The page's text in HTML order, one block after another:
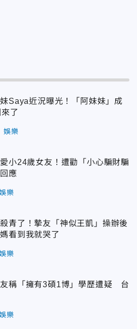
Saya近況曝光！「阿妹妹」成
了
娛樂
小24歲女友！遭勸「小心騙財騙
應
樂
青了！摯友「神似王凱」操辦後
看到我就哭了
樂
稱「擁有3碩1博」學歷遭疑 台
樂